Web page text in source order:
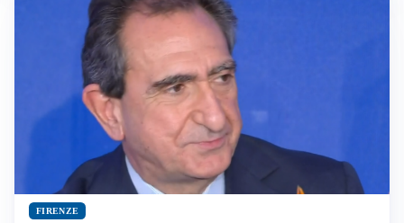
FIRENZE